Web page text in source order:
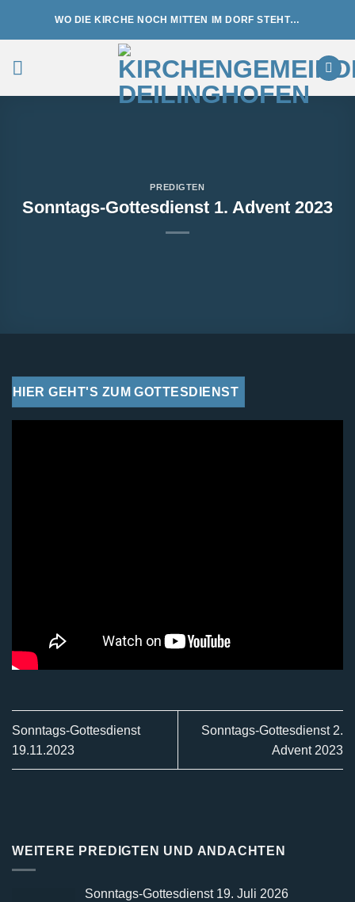
WO DIE KIRCHE NOCH MITTEN IM DORF STEHT…
PREDIGTEN
Sonntags-Gottesdienst 1. Advent 2023
HIER GEHT'S ZUM GOTTESDIENST
Sonntags-Gottesdienst
19.11.2023
Sonntags-Gottesdienst 2.
Advent 2023
WEITERE PREDIGTEN UND ANDACHTEN
Sonntags-Gottesdienst 19. Juli 2026